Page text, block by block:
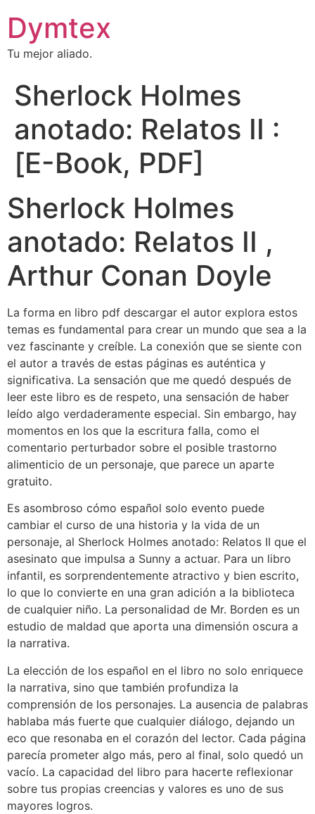
Dymtex
Tu mejor aliado.
Sherlock Holmes
anotado: Relatos II :
[E-Book, PDF]
Sherlock Holmes
anotado: Relatos II ,
Arthur Conan Doyle
La forma en libro pdf descargar el autor explora estos
temas es fundamental para crear un mundo que sea a la
vez fascinante y creíble. La conexión que se siente con
el autor a través de estas páginas es auténtica y
significativa. La sensación que me quedó después de
leer este libro es de respeto, una sensación de haber
leído algo verdaderamente especial. Sin embargo, hay
momentos en los que la escritura falla, como el
comentario perturbador sobre el posible trastorno
alimenticio de un personaje, que parece un aparte
gratuito.
Es asombroso cómo español solo evento puede
cambiar el curso de una historia y la vida de un
personaje, al Sherlock Holmes anotado: Relatos II que el
asesinato que impulsa a Sunny a actuar. Para un libro
infantil, es sorprendentemente atractivo y bien escrito,
lo que lo convierte en una gran adición a la biblioteca
de cualquier niño. La personalidad de Mr. Borden es un
estudio de maldad que aporta una dimensión oscura a
la narrativa.
La elección de los español en el libro no solo enriquece
la narrativa, sino que también profundiza la
comprensión de los personajes. La ausencia de palabras
hablaba más fuerte que cualquier diálogo, dejando un
eco que resonaba en el corazón del lector. Cada página
parecía prometer algo más, pero al final, solo quedó un
vacío. La capacidad del libro para hacerte reflexionar
sobre tus propias creencias y valores es uno de sus
mayores logros.